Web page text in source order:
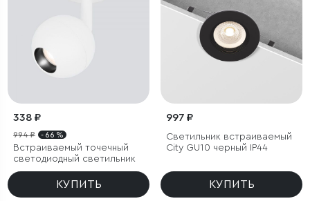
338 ₽
994 ₽ - 66 %
Встраиваемый точечный
светодиодный светильник
КУПИТЬ
997 ₽
Светильник встраиваемый
City GU10 черный IP44
КУПИТЬ